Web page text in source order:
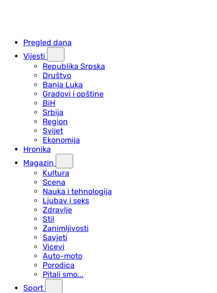
Pregled dana
Vijesti
Republika Srpska
Društvo
Banja Luka
Gradovi i opštine
BiH
Srbija
Region
Svijet
Ekonomija
Hronika
Magazin
Kultura
Scena
Nauka i tehnologija
Ljubav i seks
Zdravlje
Stil
Zanimljivosti
Savjeti
Vicevi
Auto-moto
Porodica
Pitali smo...
Sport